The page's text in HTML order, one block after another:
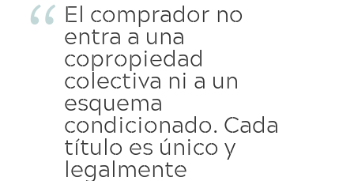
El comprador no
entra a una
copropiedad
colectiva ni a un
esquema
condicionado. Cada
título es único y
legalmente